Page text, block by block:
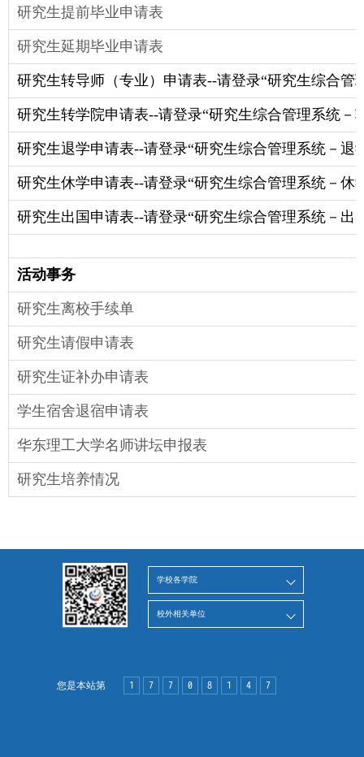
研究生提前毕业申请表
研究生延期毕业申请表
研究生转导师（专业）申请表--请登录“研究生综合管
研究生转学院申请表--请登录“研究生综合管理系统－
研究生退学申请表--请登录“研究生综合管理系统－退
研究生休学申请表--请登录“研究生综合管理系统－休
研究生出国申请表--请登录“研究生综合管理系统－出
活动事务
研究生离校手续单
研究生请假申请表
研究生证补办申请表
学生宿舍退宿申请表
华东理工大学名师讲坛申报表
研究生培养情况
学校各学院
校外相关单位
您是本站第 1 7 7 0 8 1 4 7